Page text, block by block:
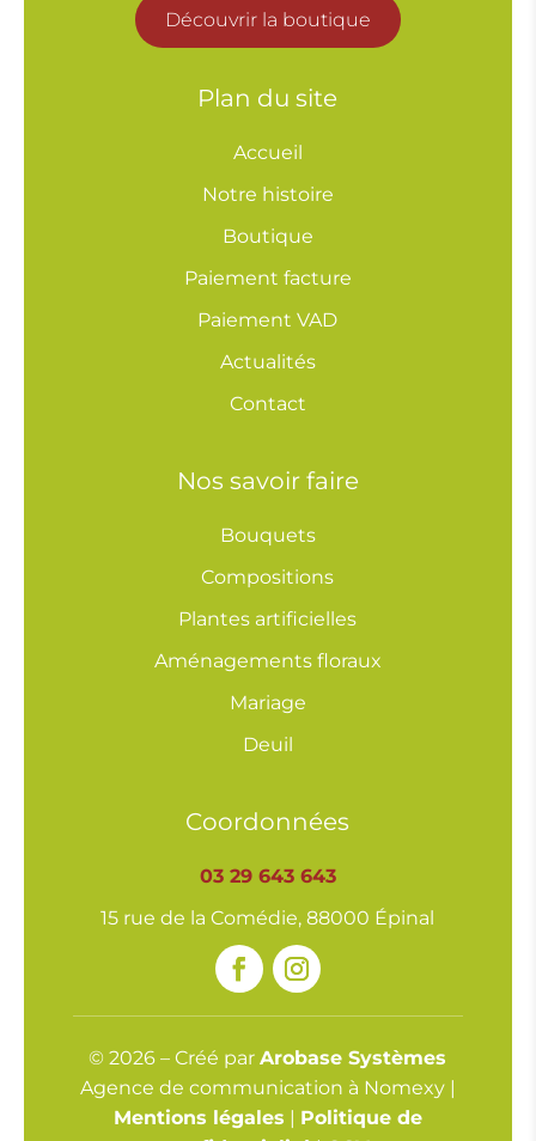
Découvrir la boutique
Plan du site
Accueil
Notre histoire
Boutique
Paiement facture
Paiement VAD
Actualités
Contact
Nos savoir faire
Bouquets
Compositions
Plantes artificielles
Aménagements floraux
Mariage
Deuil
Coordonnées
03 29 643 643
15 rue de la Comédie, 88000 Épinal
© 2026 – Créé parArobase Systèmes
Agence de communication à Nomexy |
Mentions légales | Politique de